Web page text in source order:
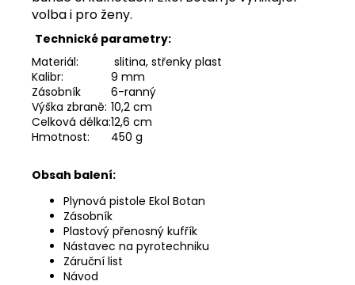
volba i pro ženy.
Technické parametry:
Materiál:
slitina, střenky plast
Kalibr:
9 mm
Zásobník
6-ranný
Výška zbraně: 10,2 cm
Celková délka:12,6 cm
Hmotnost:
450 g
Obsah balení:
Plynová pistole Ekol Botan
Zásobník
Plastový přenosný kufřík
Nástavec na pyrotechniku
Záruční list
Návod